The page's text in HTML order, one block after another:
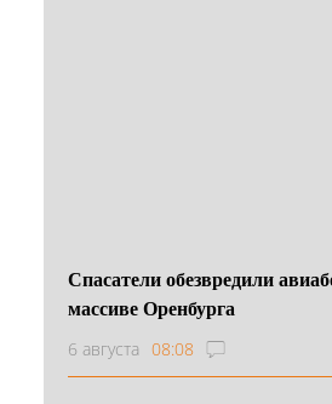
Спасатели обезвредили
массиве Оренбурга
6 августа 08:08